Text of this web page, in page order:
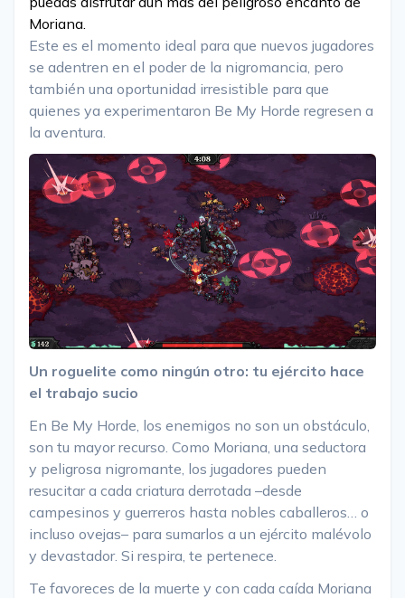
Moriana.
Este es el momento ideal para que nuevos jugadores
se adentren en el poder de la nigromancia, pero
también una oportunidad irresistible para que
quienes ya experimentaron Be My Horde regresen a
la aventura.
Un roguelite como ningún otro: tu ejército hace
el trabajo sucio
En Be My Horde, los enemigos no son un obstáculo,
son tu mayor recurso. Como Moriana, una seductora
y peligrosa nigromante, los jugadores pueden
resucitar a cada criatura derrotada –desde
campesinos y guerreros hasta nobles caballeros… o
incluso ovejas– para sumarlos a un ejército malévolo
y devastador. Si respira, te pertenece.
Te favoreces de la muerte y con cada caída Moriana